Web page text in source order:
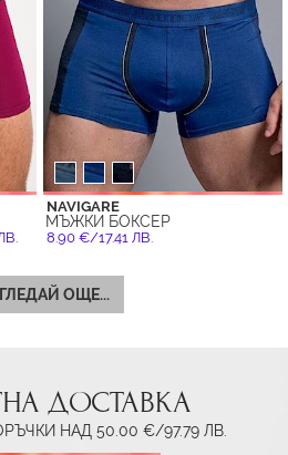
NAVIGARE
МЪЖКИ БОКСЕР
8.90 €/17.41 ЛВ.
ОЩЕ...
ДОСТАВКА
НАД 50.00 €/97.79 ЛВ.